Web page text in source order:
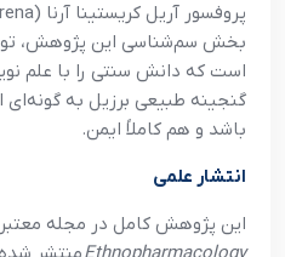
بخش سم‌شناسی این پژوهش،
است که دانش سنتی را با علم
گنجینه طبیعی برزیل به گونه‌ای
باشد و هم کاملاً ایمن.
انتشار علمی
این پژوهش کامل در مجله معتبر